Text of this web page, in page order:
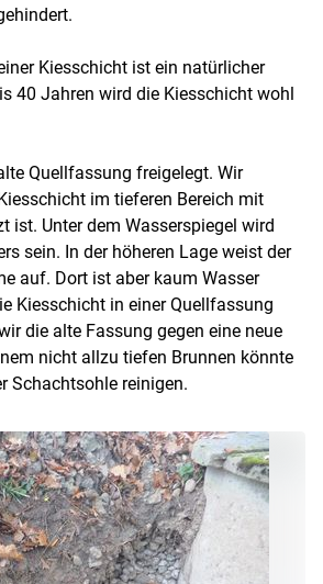
Kiesschicht ist ein natürlicher
40 Jahren wird die Kiesschicht wohl
Quellfassung freigelegt. Wir
im tieferen Bereich mit
ist. Unter dem Wasserspiegel wird
sein. In der höheren Lage weist der
auf. Dort ist aber kaum Wasser
Kiesschicht in einer Quellfassung
die alte Fassung gegen eine neue
nicht allzu tiefen Brunnen könnte
Schachtsohle reinigen.